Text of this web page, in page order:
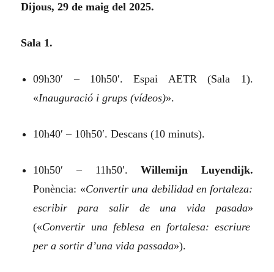
Dijous, 29 de maig del 2025.
Sala 1.
09h30′ – 10h50′. Espai AETR (Sala 1).
«Inauguració i grups (vídeos)».
10h40′ – 10h50′. Descans (10 minuts).
10h50′ – 11h50′.Willemijn Luyendijk.
Ponència: «Convertir una debilidad en fortaleza:
escribir para salir de una vida pasada»
(«Convertir una feblesa en fortalesa: escriure
per a sortir d’una vida passada»).